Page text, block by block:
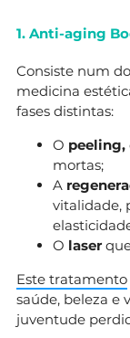
1. Anti-aging
Consiste num
medicina
fases distintas:
O peeling,
mortas;
A
vitalidade,
O laser
Este tratamento
saúde, beleza e
juventude